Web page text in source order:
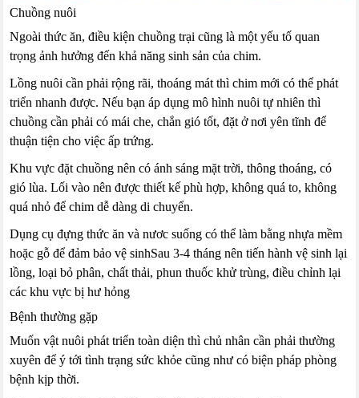
Chuồng nuôi
Ngoài thức ăn, điều kiện chuồng trại cũng là một yếu tố quan
trọng ảnh hưởng đến khả năng sinh sản của chim.
Lồng nuôi cần phải rộng rãi, thoáng mát thì chim mới có thể phát
triển nhanh được. Nếu bạn áp dụng mô hình nuôi tự nhiên thì
chuồng cần phải có mái che, chắn gió tốt, đặt ở nơi yên tĩnh để
thuận tiện cho việc ấp trứng.
Khu vực đặt chuồng nên có ánh sáng mặt trời, thông thoáng, có
gió lùa. Lối vào nên được thiết kế phù hợp, không quá to, không
quá nhỏ để chim dễ dàng di chuyển.
Dụng cụ đựng thức ăn và nươc suống có thể làm bằng nhựa mềm
hoặc gỗ để đảm bảo vệ sinhSau 3-4 tháng nên tiến hành vệ sinh lại
lồng, loại bỏ phân, chất thải, phun thuốc khử trùng, điều chỉnh lại
các khu vực bị hư hỏng
Bệnh thường gặp
Muốn vật nuôi phát triển toàn diện thì chủ nhân cần phải thường
xuyên để ý tới tình trạng sức khỏe cũng như có biện pháp phòng
bệnh kịp thời.